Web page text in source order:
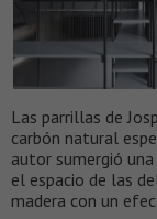
Las parrillas de
carbón natural
autor sumergió
el espacio de las
madera con un